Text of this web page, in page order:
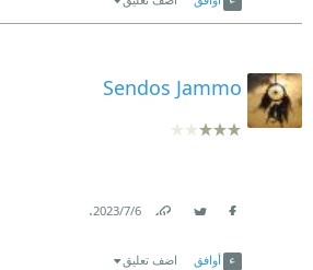
Sendos Jammo
6‏/7‏/2023
.
أوافق اضف تعليق